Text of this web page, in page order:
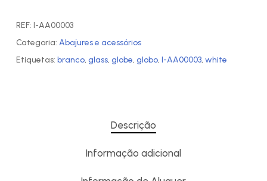
REF: I-AA00003
Categoria: Abajures e acessórios
Etiquetas: branco, glass, globe, globo, I-AA00003, white
Descrição
Informação adicional